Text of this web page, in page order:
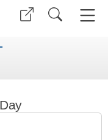
angebote/2022-